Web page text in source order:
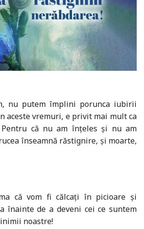
nu putem împlini porunca iubirii
aceste vremuri, e privit mai mult ca
Pentru că nu am înțeles și nu am
înseamnă răstignire, și moarte,
că vom fi călcați în picioare și
înainte de a deveni cei ce suntem
noastre!